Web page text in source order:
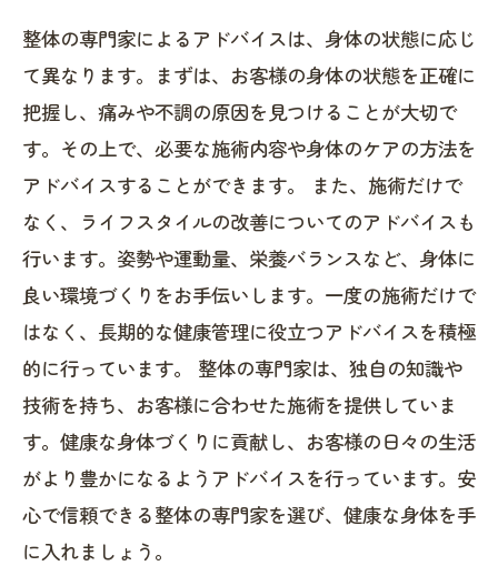
整体の専門家によるアドバイスは、身体の状態に応じ
て異なります。まずは、お客様の身体の状態を正確に
把握し、痛みや不調の原因を見つけることが大切で
す。その上で、必要な施術内容や身体のケアの方法を
アドバイスすることができます。 また、施術だけで
なく、ライフスタイルの改善についてのアドバイスも
行います。姿勢や運動量、栄養バランスなど、身体に
良い環境づくりをお手伝いします。一度の施術だけで
はなく、長期的な健康管理に役立つアドバイスを積極
的に行っています。 整体の専門家は、独自の知識や
技術を持ち、お客様に合わせた施術を提供していま
す。健康な身体づくりに貢献し、お客様の日々の生活
がより豊かになるようアドバイスを行っています。安
心で信頼できる整体の専門家を選び、健康な身体を手
に入れましょう。